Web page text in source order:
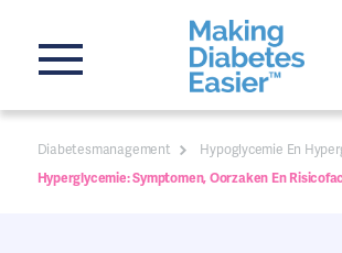
Diabetesmanagement
Hypoglycemie En
Hyperglycemie: Symptomen, Oorzaken En